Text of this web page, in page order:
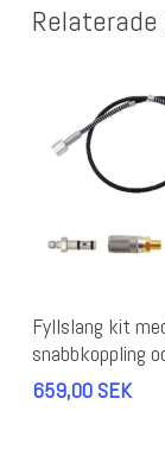
Välj
här
produkten
har
flera
Fyllslang kit
snabbkoppling
659,00SEK